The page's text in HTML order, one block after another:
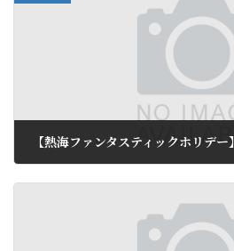
【熱海ファンタスティックホリデー】